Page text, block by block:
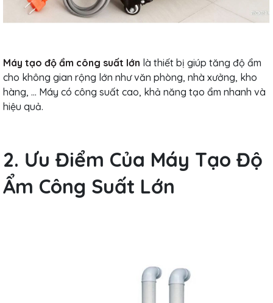
Máy tạo độ ẩm công suất lớn là thiết bị giúp tăng độ ẩm
cho không gian rộng lớn như văn phòng, nhà xưởng, kho
hàng, ... Máy có công suất cao, khả năng tạo ẩm nhanh và
hiệu quả.
2. Ưu Điểm Của Máy Tạo Độ
Ẩm Công Suất Lớn